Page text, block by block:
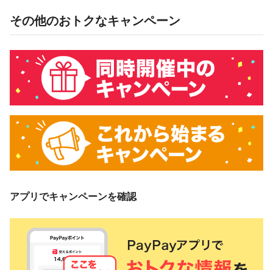
キャンペーン主催者
概要
でお支払いいただくと、下表のとおり後日PayPayポイントを
付与します。
支払方法
クレジット（旧あと払
い）、PayPay残高、
付与率 5％付与
付与上限
5,000ポイント／回および
各月
その他のおトクなキャンペーン
アプリでキャンペーンを確認